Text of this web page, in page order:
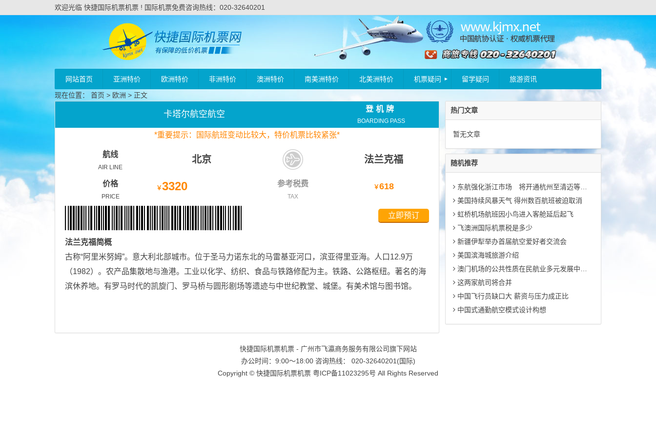
欢迎光临 快捷国际机票机票 ! 国际机票免费咨询热线：020-32640201
网站首页 亚洲特价 欧洲特价 非洲特价 澳洲特价 南美洲特价 北美洲特价 机票疑问 留学疑问 旅游资讯
现在位置： 首页 > 欧洲 > 正文
卡塔尔航空航空
登机牌
BOARDING PASS
*重要提示：国际航班变动比较大，特价机票比较紧张*
航线
AIR LINE
北京 法兰克福
价格
PRICE
￥3320 参考税费
TAX
￥618
立即预订
法兰克福简概
古称“阿里米努姆”。意大利北部城市。位于圣马力诺东北的马雷基亚河口，滨亚得里亚海。人口12.9万
（1982）。农产品集散地与渔港。工业以化学、纺织、食品与铁路修配为主。铁路、公路枢纽。著名的海
滨休养地。有罗马时代的凯旋门、罗马桥与圆形剧场等遗迹与中世纪教堂、城堡。有美术馆与图书馆。
热门文章
暂无文章
随机推荐
东航强化浙江市场 将开通杭州至清迈等航班
美国持续风暴天气 得州数百航班被迫取消
虹桥机场航班因小鸟进入客舱延后起飞
飞澳洲国际机票税是多少
新疆伊犁举办首届航空爱好者交流会
美国滨海城旅游介绍
澳门机场的公共性质在民航业多元发展中的地位
这两家航司将合并
中国飞行员缺口大 薪资与压力成正比
中国式通勤航空模式设计构想
快捷国际机票机票 - 广州市飞瀛商务服务有限公司旗下网站
办公时间：9:00～18:00 咨询热线： 020-32640201(国际)
Copyright © 快捷国际机票机票 粤ICP备11023295号 All Rights Reserved